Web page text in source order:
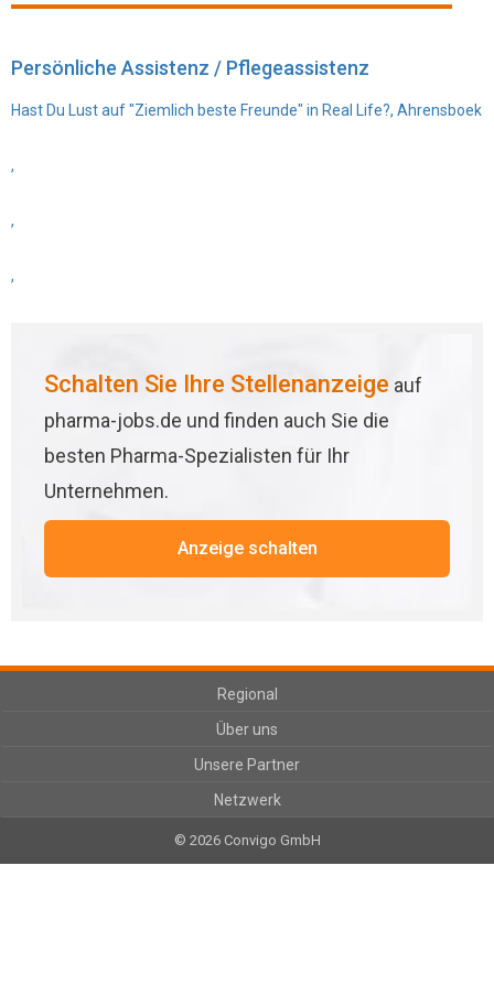
Persönliche Assistenz / Pflegeassistenz
Hast Du Lust auf "Ziemlich beste Freunde" in Real Life?, Ahrensboek
,
,
,
Schalten Sie Ihre Stellenanzeige auf
pharma-jobs.de und finden auch Sie die
besten Pharma-Spezialisten für Ihr
Unternehmen.
Anzeige schalten
Regional
Über uns
Unsere Partner
Netzwerk
© 2026 Convigo GmbH